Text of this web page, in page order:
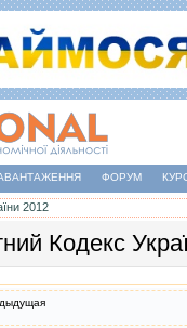
ФОРУМ
2012
Кодекс